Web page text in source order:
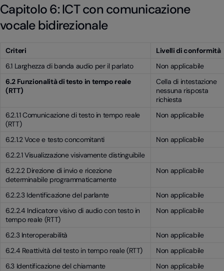
Capitolo 6: ICT con comunicazione
vocale bidirezionale
Criteri
Livelli di conformità
6.1 Larghezza di banda audio per il parlato
Non applicabile
6.2 Funzionalità di testo in tempo reale
(RTT)
Cella di intestazione
nessuna risposta
richiesta
6.2.1.1 Comunicazione di testo in tempo reale
(RTT)
Non applicabile
6.2.1.2 Voce e testo concomitanti
Non applicabile
6.2.2.1 Visualizzazione visivamente distinguibile
6.2.2.2 Direzione di invio e ricezione
determinabile programmaticamente
Non applicabile
6.2.2.3 Identificazione del parlante
Non applicabile
6.2.2.4 Indicatore visivo di audio con testo in
tempo reale (RTT)
Non applicabile
6.2.3 Interoperabilità
Non applicabile
6.2.4 Reattività del testo in tempo reale (RTT)
Non applicabile
6.3 Identificazione del chiamante
Non applicabile